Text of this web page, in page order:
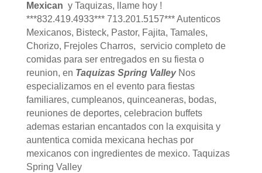
Mexican y Taquizas, llame hoy !
***832.419.4933*** 713.201.5157*** Autenticos
Mexicanos, Bisteck, Pastor, Fajita, Tamales,
Chorizo, Frejoles Charros, servicio completo de
comidas para ser entregados en su fiesta o
reunion, en Taquizas Spring Valley Nos
especializamos en el evento para fiestas
familiares, cumpleanos, quinceaneras, bodas,
reuniones de deportes, celebracion buffets
ademas estarian encantados con la exquisita y
auntentica comida mexicana hechas por
mexicanos con ingredientes de mexico. Taquizas
Spring Valley